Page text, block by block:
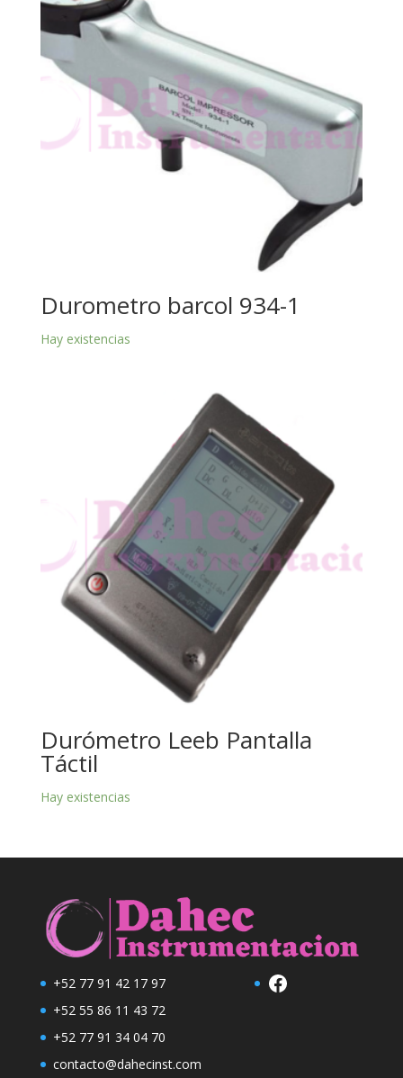
Durometro barcol 934-1
Hay existencias
Durómetro Leeb Pantalla
Táctil
Hay existencias
+52 77 91 42 17 97
+52 55 86 11 43 72
+52 77 91 34 04 70
contacto@dahecinst.com
Facebook